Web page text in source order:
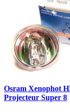
Osram Xenophot
Projecteur Super 8